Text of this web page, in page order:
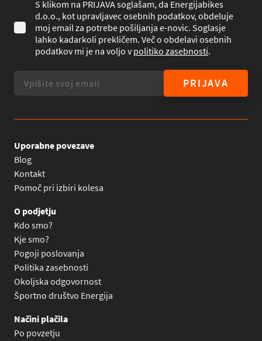
S klikom na PRIJAVA soglašam, da Energijabikes
d.o.o., kot upravljavec osebnih podatkov, obdeluje
moj email za potrebe pošiljanja e-novic. Soglasje
lahko kadarkoli prekličem. Več o obdelavi osebnih
podatkov mi je na voljo vpolitiko zasebnosti.
PRIJAVA
Uporabne povezave
Blog
Kontakt
Pomoč pri izbiri kolesa
O podjetju
Kdo smo?
Kje smo?
Pogoji poslovanja
Politika zasebnosti
Okoljska odgovornost
Športno društvo Energija
Načini plačila
Po povzetju